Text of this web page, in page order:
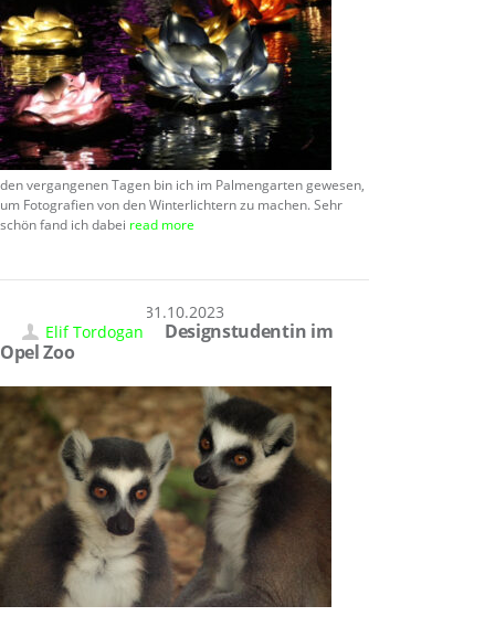
den vergangenen Tagen bin ich im Palmengarten gewesen,
um Fotografien von den Winterlichtern zu machen. Sehr
schön fand ich dabei read more
31.10.2023
Elif Tordogan
Designstudentin im
Opel Zoo